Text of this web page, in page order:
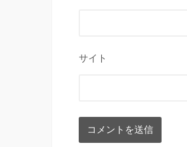
サイト